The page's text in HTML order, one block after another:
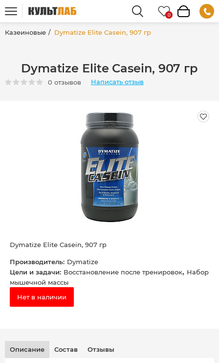
Казеиновые Dymatize Elite Casein, 907 гр
Dymatize Elite Casein, 907 гр
0 отзывов Написать отзыв
Dymatize Elite Casein, 907 гр
Производитель: Dymatize
Цели и задачи: Восстановление после тренировок, Набор
мышечной массы
Нет в наличии
Описание Состав Отзывы